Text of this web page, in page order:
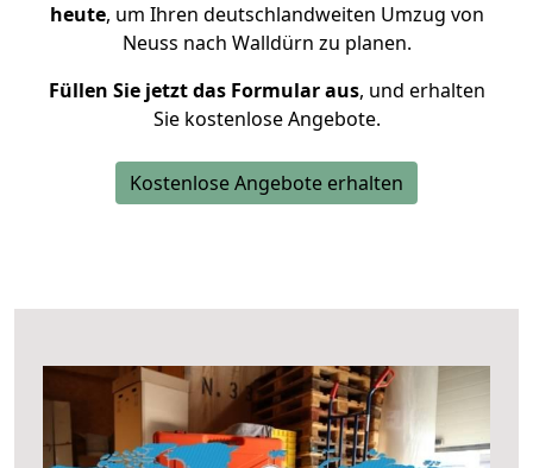
heute, um Ihren deutschlandweiten Umzug von
Neuss nach Walldürn zu planen.
Füllen Sie jetzt das Formular aus, und erhalten
Sie kostenlose Angebote.
Kostenlose Angebote erhalten